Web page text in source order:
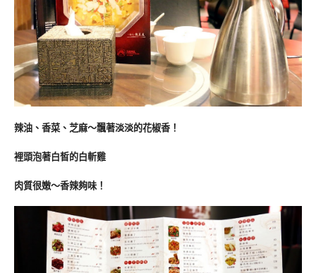
辣油、香菜、芝麻～飄著淡淡的花椒香！
裡頭泡著白皙的白斬雞
肉質很嫩～香辣夠味！